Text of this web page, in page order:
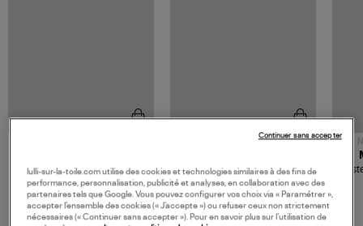
480,00 €
Sac Bobi S Cuir Lamé
Champagne
NOUVELLE COLLECTION
189,00 €
Mocassins Killian Sport
Mousse
lulli-sur-la-toile.com utilise des cookies et technologies similaires à des fins de
performance, personnalisation, publicité et analyses, en collaboration avec des
partenaires tels que Google. Vous pouvez configurer vos choix via « Paramétrer »,
accepter l’ensemble des cookies (« J’accepte ») ou refuser ceux non strictement
nécessaires (« Continuer sans accepter »). Pour en savoir plus sur l’utilisation de
Continuer sans accepter